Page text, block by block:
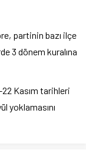
partinin bazı ilçe
3 dönem kuralına
22 Kasım tarihleri
yoklamasını